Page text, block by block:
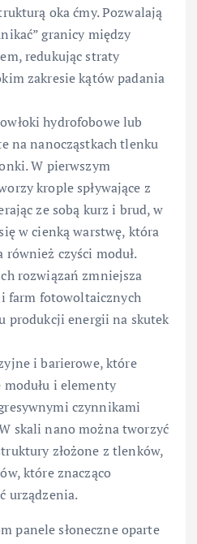
oka ćmy. Pozwalają
granicy między
redukując straty
zakresie kątów padania
hydrofobowe lub
na nanocząstkach tlenku
W pierwszym
krople spływające z
ze sobą kurz i brud, w
w cienką warstwę, która
również czyści moduł.
rozwiązań zmniejsza
farm fotowoltaicznych
produkcji energii na skutek
i barierowe, które
i elementy
czynnikami
skali nano można tworzyć
złożone z tlenków,
które znacząco
urządzenia.
panele słoneczne oparte